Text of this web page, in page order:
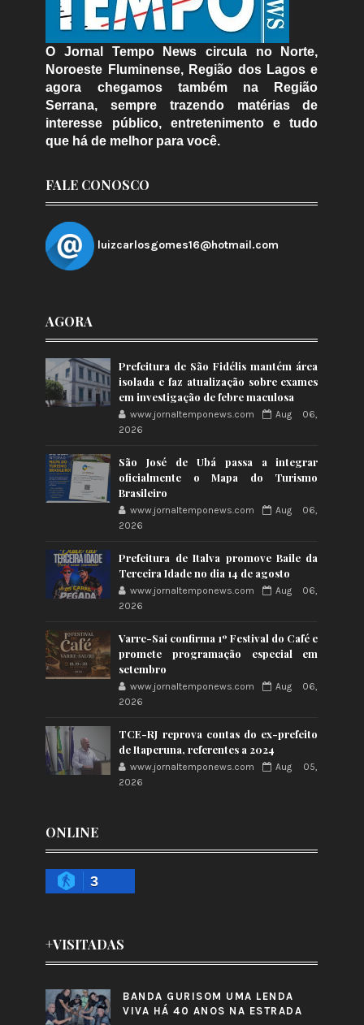
O Jornal Tempo News circula no Norte,
Noroeste Fluminense, Região dos Lagos e
agora chegamos também na Região
Serrana, sempre trazendo matérias de
interesse público, entretenimento e tudo
que há de melhor para você.
FALE CONOSCO
luizcarlosgomes16@hotmail.com
AGORA
Prefeitura de São Fidélis mantém área
isolada e faz atualização sobre exames
em investigação de febre maculosa
www.jornaltemponews.com
Aug 06,
2026
São José de Ubá passa a integrar
oficialmente o Mapa do Turismo
Brasileiro
www.jornaltemponews.com
Aug 06,
2026
Prefeitura de Italva promove Baile da
Terceira Idade no dia 14 de agosto
www.jornaltemponews.com
Aug 06,
2026
Varre-Sai confirma 1º Festival do Café e
promete programação especial em
setembro
www.jornaltemponews.com
Aug 06,
2026
TCE-RJ reprova contas do ex-prefeito
de Itaperuna, referentes a 2024
www.jornaltemponews.com
Aug 05,
2026
ONLINE
3
+VISITADAS
BANDA GURISOM UMA LENDA
VIVA HÁ 40 ANOS NA ESTRADA